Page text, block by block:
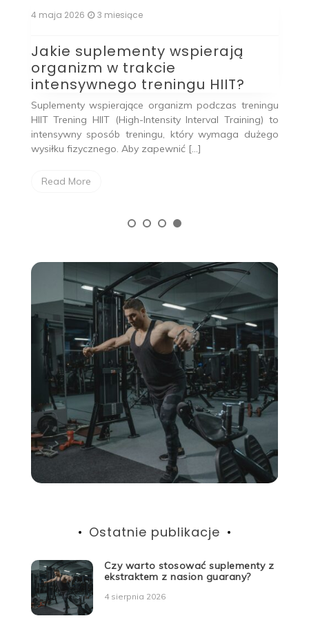
4 maja 2026 3 miesiące
Jakie suplementy wspierają
organizm w trakcie
intensywnego treningu HIIT?
Suplementy wspierające organizm podczas treningu
HIIT Trening HIIT (High-Intensity Interval Training) to
intensywny sposób treningu, który wymaga dużego
wysiłku fizycznego. Aby zapewnić […]
Read More
Ostatnie publikacje
Czy warto stosować suplementy z
ekstraktem z nasion guarany?
4 sierpnia 2026